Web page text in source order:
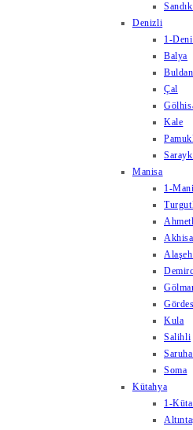
Denizli
1-
Balya
Buldan
Çal
Kale
Manisa
1-
Gördes
Kula
Salihli
Soma
Kütahya
1-